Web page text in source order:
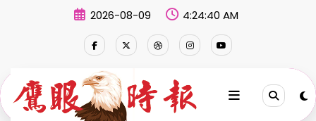
2026-08-09 4:24:41 AM